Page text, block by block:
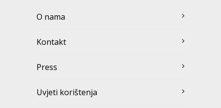
O nama
Kontakt
Press
Uvjeti korištenja